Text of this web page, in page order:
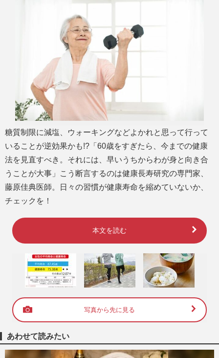
糖質制限に減塩、ウォーキングなどよかれと思って行って
いることが逆効果かも!?「60歳をすぎたら、今までの健康
法を見直すべき。それには、早いうちからわが身と向き合
うことが大事」こう断言するのは健康長寿研究の専門家、
藤原佳典医師。日々の習慣が健康寿命を縮めていないか、
チェックを！
本文を読む
写真から先に見る
あわせて読みたい